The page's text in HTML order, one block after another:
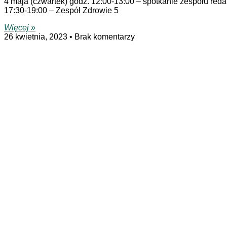
17:30-19:00 – Zespół Zdrowie 5
Więcej »
26 kwietnia, 2023
Brak komentarzy